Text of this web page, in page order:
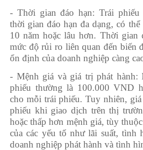
- Thời gian đáo hạn: Trái phiếu
thời gian đáo hạn đa dạng, có
10 năm hoặc lâu hơn. Thời gian
mức độ rủi ro liên quan đến biến
ổn định của doanh nghiệp càng
- Mệnh giá và giá trị phát hành:
phiếu thường là 100.000 VND
cho mỗi trái phiếu. Tuy nhiên,
phiếu khi giao dịch trên thị
hoặc thấp hơn mệnh giá, tùy
của các yếu tố như lãi suất, tình
doanh nghiệp phát hành và tình